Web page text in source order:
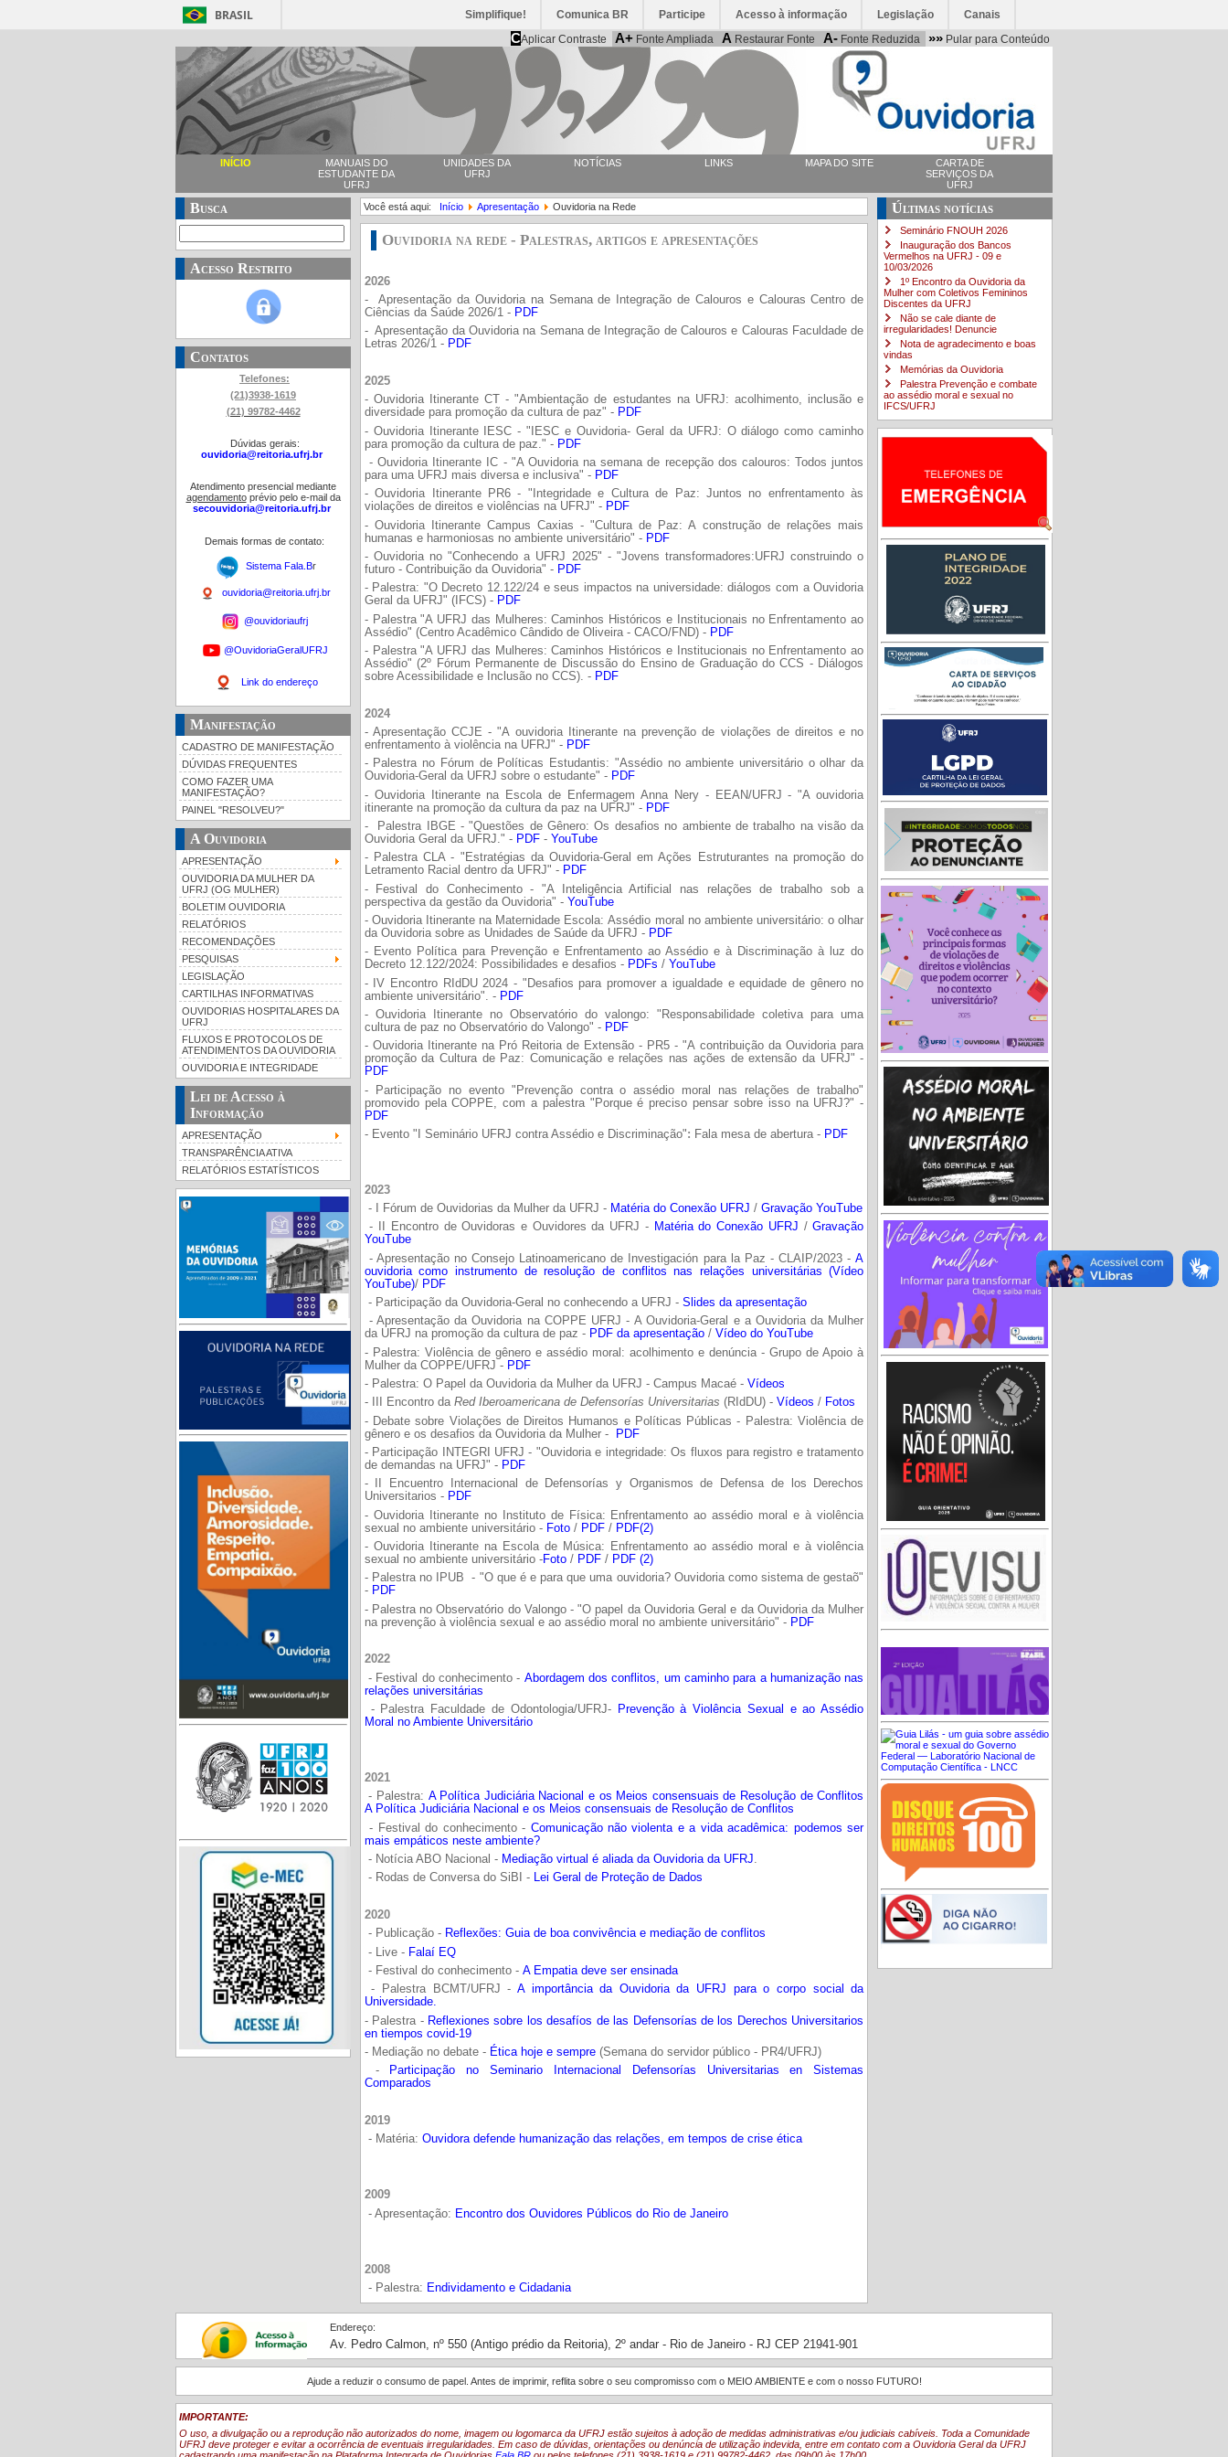
BRASIL Simplifique! Comunica BR Participe Acesso à informação Legislação Canais
CAplicar Contraste A+ Fonte Ampliada A Restaurar Fonte A- Fonte Reduzida »» Pular para Conteúdo
INÍCIO
MANUAIS DO
ESTUDANTE DA
UFRJ
UNIDADES DA
UFRJ
NOTÍCIAS LINKS MAPA DO SITE
CARTA DE
SERVIÇOS DA
UFRJ
Busca
Acesso Restrito
Contatos
Telefones:
(21)3938-1619
(21) 99782-4462
Dúvidas gerais:
ouvidoria@reitoria.ufrj.br
Atendimento presencial mediante
agendamentoprévio pelo e-mail da
secouvidoria@reitoria.ufrj.br
Demais formas de contato:
Sistema Fala.Br
ouvidoria@reitoria.ufrj.br
@ouvidoriaufrj
@OuvidoriaGeralUFRJ
Link do endereço
Manifestação
CADASTRO DE MANIFESTAÇÃO
DÚVIDAS FREQUENTES
COMO FAZER UMA
MANIFESTAÇÃO?
PAINEL "RESOLVEU?"
A Ouvidoria
APRESENTAÇÃO
OUVIDORIA DA MULHER DA
UFRJ (OG MULHER)
BOLETIM OUVIDORIA
RELATÓRIOS
RECOMENDAÇÕES
PESQUISAS
LEGISLAÇÃO
CARTILHAS INFORMATIVAS
OUVIDORIAS HOSPITALARES DA
UFRJ
FLUXOS E PROTOCOLOS DE
ATENDIMENTOS DA OUVIDORIA
OUVIDORIA E INTEGRIDADE
Lei de Acesso à
Informação
APRESENTAÇÃO
TRANSPARÊNCIA ATIVA
RELATÓRIOS ESTATÍSTICOS
Você está aqui: Início Apresentação Ouvidoria na Rede
Ouvidoria na rede - Palestras, artigos e apresentações
2026
- Apresentação da Ouvidoria na Semana de Integração de Calouros e Calouras Centro de
Ciências da Saúde 2026/1 - PDF
- Apresentação da Ouvidoria na Semana de Integração de Calouros e Calouras Faculdade de
Letras 2026/1 - PDF
2025
- Ouvidoria Itinerante CT - "Ambientação de estudantes na UFRJ: acolhimento, inclusão e
diversidade para promoção da cultura de paz" - PDF
- Ouvidoria Itinerante IESC - "IESC e Ouvidoria- Geral da UFRJ: O diálogo como caminho
para promoção da cultura de paz." - PDF
- Ouvidoria Itinerante IC - "A Ouvidoria na semana de recepção dos calouros: Todos juntos
para uma UFRJ mais diversa e inclusiva" - PDF
- Ouvidoria Itinerante PR6 - "Integridade e Cultura de Paz: Juntos no enfrentamento às
violações de direitos e violências na UFRJ" - PDF
- Ouvidoria Itinerante Campus Caxias - "Cultura de Paz: A construção de relações mais
humanas e harmoniosas no ambiente universitário" - PDF
- Ouvidoria no "Conhecendo a UFRJ 2025" - "Jovens transformadores:UFRJ construindo o
futuro - Contribuição da Ouvidoria" - PDF
- Palestra: "O Decreto 12.122/24 e seus impactos na universidade: diálogos com a Ouvidoria
Geral da UFRJ" (IFCS) - PDF
- Palestra "A UFRJ das Mulheres: Caminhos Históricos e Institucionais no Enfrentamento ao
Assédio" (Centro Acadêmico Cândido de Oliveira - CACO/FND) - PDF
- Palestra "A UFRJ das Mulheres: Caminhos Históricos e Institucionais no Enfrentamento ao
Assédio" (2º Fórum Permanente de Discussão do Ensino de Graduação do CCS - Diálogos
sobre Acessibilidade e Inclusão no CCS). - PDF
2024
- Apresentação CCJE - "A ouvidoria Itinerante na prevenção de violações de direitos e no
enfrentamento à violência na UFRJ" - PDF
- Palestra no Fórum de Políticas Estudantis: "Assédio no ambiente universitário o olhar da
Ouvidoria-Geral da UFRJ sobre o estudante" - PDF
- Ouvidoria Itinerante na Escola de Enfermagem Anna Nery - EEAN/UFRJ - "A ouvidoria
itinerante na promoção da cultura da paz na UFRJ" - PDF
- Palestra IBGE - "Questões de Gênero: Os desafios no ambiente de trabalho na visão da
Ouvidoria Geral da UFRJ." - PDF- YouTube
- Palestra CLA - "Estratégias da Ouvidoria-Geral em Ações Estruturantes na promoção do
Letramento Racial dentro da UFRJ" - PDF
- Festival do Conhecimento - "A Inteligência Artificial nas relações de trabalho sob a
perspectiva da gestão da Ouvidoria" - YouTube
- Ouvidoria Itinerante na Maternidade Escola: Assédio moral no ambiente universitário: o olhar
da Ouvidoria sobre as Unidades de Saúde da UFRJ - PDF
- Evento Política para Prevenção e Enfrentamento ao Assédio e à Discriminação à luz do
Decreto 12.122/2024: Possibilidades e desafios - PDFs / YouTube
- IV Encontro RIdDU 2024 - "Desafios para promover a igualdade e equidade de gênero no
ambiente universitário". - PDF
- Ouvidoria Itinerante no Observatório do valongo: "Responsabilidade coletiva para uma
cultura de paz no Observatório do Valongo" - PDF
- Ouvidoria Itinerante na Pró Reitoria de Extensão - PR5 - "A contribuição da Ouvidoria para
promoção da Cultura de Paz: Comunicação e relações nas ações de extensão da UFRJ" -
PDF
- Participação no evento "Prevenção contra o assédio moral nas relações de trabalho"
promovido pela COPPE, com a palestra "Porque é preciso pensar sobre isso na UFRJ?" -
PDF
- Evento "I Seminário UFRJ contra Assédio e Discriminação": Fala mesa de abertura - PDF
2023
- I Fórum de Ouvidorias da Mulher da UFRJ -Matéria do Conexão UFRJ / Gravação YouTube
- II Encontro de Ouvidoras e Ouvidores da UFRJ - Matéria do Conexão UFRJ /Gravação
YouTube
- Apresentação no Consejo Latinoamericano de Investigación para la Paz - CLAIP/2023 -A
ouvidoria como instrumento de resolução de conflitos nas relações universitárias (Vídeo
YouTube)/ PDF
- Participação da Ouvidoria-Geral no conhecendo a UFRJ - Slides da apresentação
- Apresentação da Ouvidoria na COPPE UFRJ - A Ouvidoria-Geral e a Ouvidoria da Mulher
da UFRJ na promoção da cultura de paz - PDF da apresentação/ Vídeo do YouTube
- Palestra: Violência de gênero e assédio moral: acolhimento e denúncia - Grupo de Apoio à
Mulher da COPPE/UFRJ - PDF
- Palestra: O Papel da Ouvidoria da Mulher da UFRJ - Campus Macaé -Vídeos
- III Encontro da Red Iberoamericana de Defensorías Universitarias (RIdDU) - Vídeos /Fotos
- Debate sobre Violações de Direitos Humanos e Políticas Públicas - Palestra: Violência de
gênero e os desafios da Ouvidoria da Mulher -
PDF
- Participação INTEGRI UFRJ - "Ouvidoria e integridade: Os fluxos para registro e tratamento
de demandas na UFRJ" - PDF
- II Encuentro Internacional de Defensorías y Organismos de Defensa de los Derechos
Universitarios - PDF
- Ouvidoria Itinerante no Instituto de Física: Enfrentamento ao assédio moral e à violência
sexual no ambiente universitário - Foto / PDF/ PDF(2)
- Ouvidoria Itinerante na Escola de Música: Enfrentamento ao assédio moral e à violência
sexual no ambiente universitário -Foto / PDF / PDF (2)
- Palestra no IPUB - "O que é e para que uma ouvidoria? Ouvidoria como sistema de gestaõ"
- PDF
- Palestra no Observatório do Valongo - "O papel da Ouvidoria Geral e da Ouvidoria da Mulher
na prevenção à violência sexual e ao assédio moral no ambiente universitário" - PDF
2022
- Festival do conhecimento - Abordagem dos conflitos, um caminho para a humanização nas
relações universitárias
- Palestra Faculdade de Odontologia/UFRJ-
Prevenção à Violência Sexual e ao Assédio
Moral no Ambiente Universitário
2021
- Palestra: A Política Judiciária Nacional e os Meios consensuais de Resolução de Conflitos
A Política Judiciária Nacional e os Meios consensuais de Resolução de Conflitos
- Festival do conhecimento - Comunicação não violenta e a vida acadêmica: podemos ser
mais empáticos neste ambiente?
- Notícia ABO Nacional - Mediação virtual é aliada da Ouvidoria da UFRJ.
- Rodas de Conversa do SiBI - Lei Geral de Proteção de Dados
2020
- Publicação - Reflexões: Guia de boa convivência e mediação de conflitos
- Live - Falaí EQ
- Festival do conhecimento - A Empatia deve ser ensinada
- Palestra BCMT/UFRJ - A importância da Ouvidoria da UFRJ para o corpo social da
Universidade.
- Palestra - Reflexiones sobre los desafíos de las Defensorías de los Derechos Universitarios
en tiempos covid-19
- Mediação no debate - Ética hoje e sempre(Semana do servidor público - PR4/UFRJ)
-
Participação no Seminario Internacional Defensorías Universitarias en Sistemas
Comparados
2019
- Matéria: Ouvidora defende humanização das relações, em tempos de crise ética
2009
- Apresentação: Encontro dos Ouvidores Públicos do Rio de Janeiro
2008
- Palestra: Endividamento e Cidadania
Últimas notícias
Seminário FNOUH 2026
Inauguração dos Bancos
Vermelhos na UFRJ - 09 e
10/03/2026
1º Encontro da Ouvidoria da
Mulher com Coletivos Femininos
Discentes da UFRJ
Não se cale diante de
irregularidades! Denuncie
Nota de agradecimento e boas
vindas
Memórias da Ouvidoria
Palestra Prevenção e combate
ao assédio moral e sexual no
IFCS/UFRJ
Endereço:
Av. Pedro Calmon, nº 550 (Antigo prédio da Reitoria), 2º andar - Rio de Janeiro - RJ CEP 21941-901
Ajude a reduzir o consumo de papel. Antes de imprimir, reflita sobre o seu compromisso com o MEIO AMBIENTE e com o nosso FUTURO!
IMPORTANTE:
O uso, a divulgação ou a reprodução não autorizados do nome, imagem ou logomarca da UFRJ estão sujeitos à adoção de medidas administrativas e/ou judiciais cabíveis. Toda a Comunidade
UFRJ deve proteger e evitar a ocorrência de eventuais irregularidades. Em caso de dúvidas, orientações ou denúncia de utilização indevida, entre em contato com a Ouvidoria Geral da UFRJ